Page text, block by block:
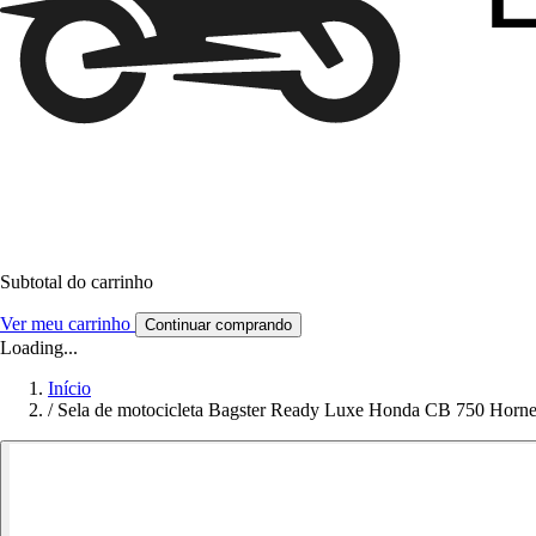
Subtotal do carrinho
Ver meu carrinho Continuar comprando
Loading...
Início
/ Sela de motocicleta Bagster Ready Luxe Honda CB 750